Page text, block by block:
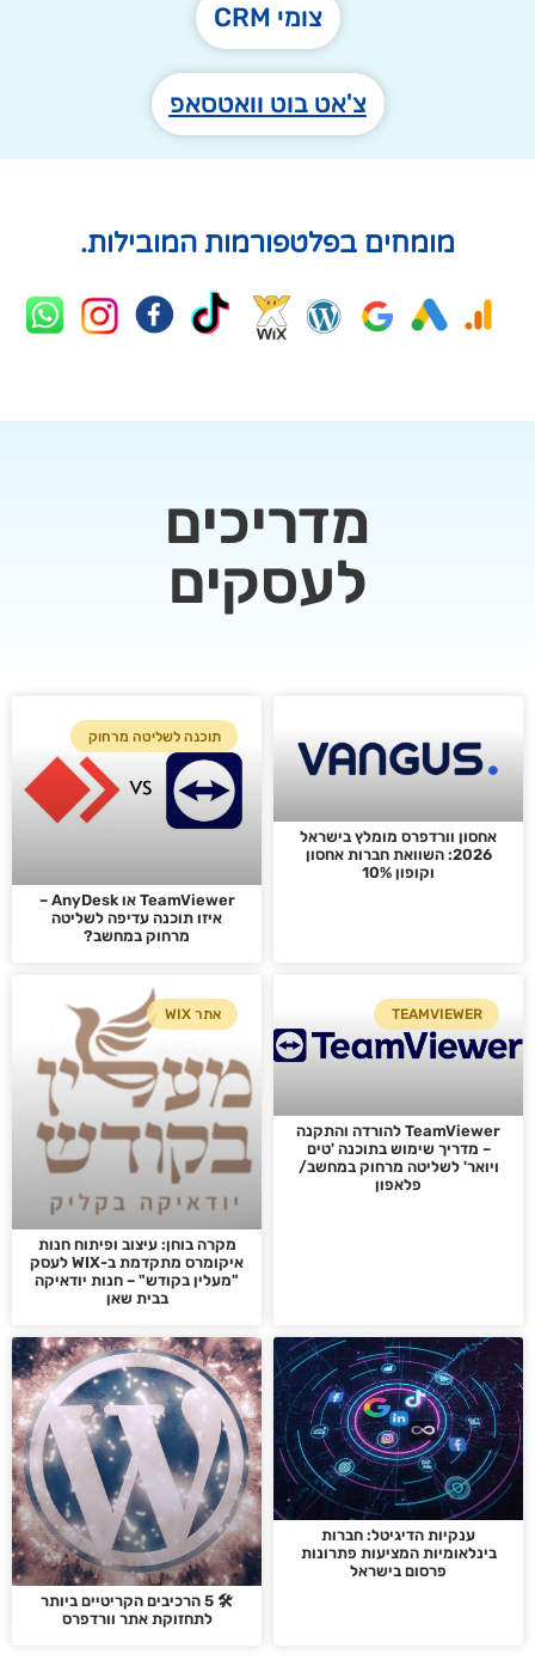
צ'אט בוט וואטסאפ
צומי CRM
מומחים בפלטפורמות המובילות.
מדריכים
לעסקים
אחסון וורדפרס מומלץ בישראל
2026: השוואת חברות אחסון
וקופון 10%
תוכנה לשליטה מרחוק
TeamViewer או AnyDesk –
איזו תוכנה עדיפה לשליטה
מרחוק במחשב?
TEAMVIEWER
TeamViewer להורדה והתקנה
– מדריך שימוש בתוכנה 'טים
ויואר' לשליטה מרחוק במחשב/
פלאפון
אתר WIX
מקרה בוחן: עיצוב ופיתוח חנות
איקומרס מתקדמת ב-WIX לעסק
"מעלין בקודש" – חנות יודאיקה
בבית שאן
ענקיות הדיגיטל: חברות
בינלאומיות המציעות פתרונות
פרסום בישראל
🛠️ 5 הרכיבים הקריטיים ביותר
לתחזוקת אתר וורדפרס